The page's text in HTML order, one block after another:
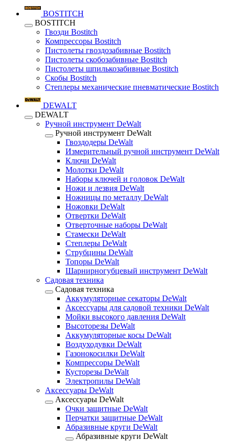
BOSTITCH
BOSTITCH
Гвозди Bostitch
Компрессоры Bostitch
Пистолеты гвоздозабивные Bostitch
Пистолеты скобозабивные Bostitch
Пистолеты шпилькозабивные Bostitch
Скобы Bostitch
Степлеры механические пневматические Bostitch
DEWALT
DEWALT
Ручной инструмент DeWalt
Ручной инструмент DeWalt
Гвоздодеры DeWalt
Измерительный ручной инструмент DeWalt
Ключи DeWalt
Молотки DeWalt
Наборы ключей и головок DeWalt
Ножи и лезвия DeWalt
Ножницы по металлу DeWalt
Ножовки DeWalt
Отвертки DeWalt
Отверточные наборы DeWalt
Стамески DeWalt
Степлеры DeWalt
Струбцины DeWalt
Топоры DeWalt
Шарнирногубцевый инструмент DeWalt
Садовая техника
Садовая техника
Аккумуляторные секаторы DeWalt
Аксессуары для садовой техники DeWalt
Мойки высокого давления DeWalt
Высоторезы DeWalt
Аккумуляторные косы DeWalt
Воздуходувки DeWalt
Газонокосилки DeWalt
Компрессоры DeWalt
Кусторезы DeWalt
Электропилы DeWalt
Аксессуары DeWalt
Аксессуары DeWalt
Очки защитные DeWalt
Перчатки защитные DeWalt
Абразивные круги DeWalt
Абразивные круги DeWalt